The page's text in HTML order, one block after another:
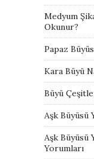
Medyum
Okunur?
Papaz
Kara Büyü
Büyü
Aşk Büyüsü
Aşk Büyüsü
Yorumları